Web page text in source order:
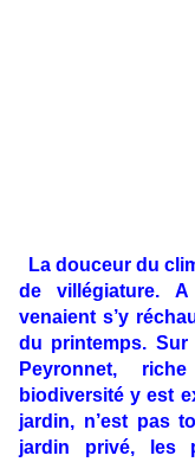
La douceur du
de villégiature.
venaient s’y
du printemps.
Peyronnet,
biodiversité y est
jardin, n’est pas
jardin privé, les